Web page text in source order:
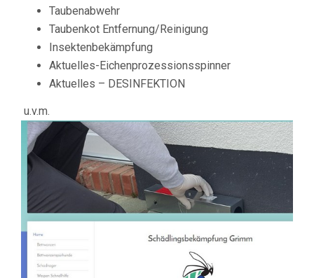
Taubenabwehr
Taubenkot Entfernung/Reinigung
Insektenbekämpfung
Aktuelles-Eichenprozessionsspinner
Aktuelles – DESINFEKTION
u.v.m.